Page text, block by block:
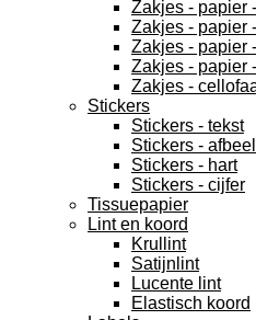
Zakjes - papier
Zakjes - papier
Zakjes - papier
Zakjes - papier
Zakjes -
Stickers
Stickers - tekst
Stickers -
Stickers - hart
Stickers - cijfer
Tissuepapier
Lint en koord
Krullint
Satijnlint
Lucente lint
Elastisch koord